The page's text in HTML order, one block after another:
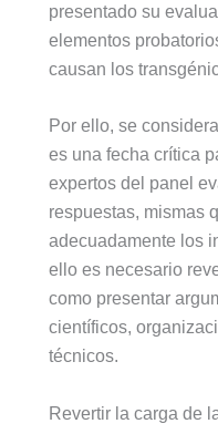
presentado su
elementos
causan los
Por ello, se
es una fecha crítica
expertos del panel
respuestas, mismas
adecuadamente los
ello es necesario
como presentar
científicos,
técnicos.
Revertir la carga de